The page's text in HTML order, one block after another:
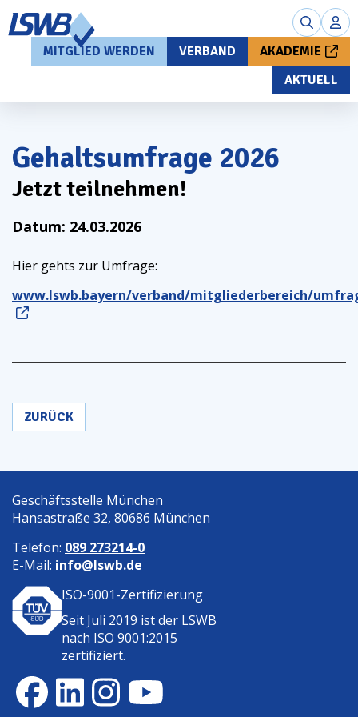
MITGLIED WERDEN VERBAND
AKADEMIE
AKTUELL
Gehaltsumfrage 2026
Jetzt teilnehmen!
Datum: 24.03.2026
Hier gehts zur Umfrage:
www.lswb.bayern/verband/mitgliederbereich/
ZURÜCK
Geschäftsstelle München
Hansastraße 32, 80686 München
Telefon: 089 273214-0
E-Mail: info@lswb.de
ISO-9001-Zertifizierung
Seit Juli 2019 ist der LSWB
nach ISO 9001:2015
zertifiziert.